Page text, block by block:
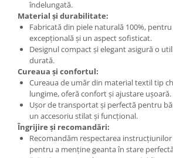
îndelungată.
Material și durabilitate:
Fabricată din piele naturală 100%,
excepțională și un aspect sofisticat.
Designul compact și elegant asigură o
durată.
Cureaua și confortul:
Cureaua de umăr din material textil tip
lungime, oferă confort și ajustare ușoară.
Ușor de transportat și perfectă pentru
un accesoriu stilat și funcțional.
Îngrijire și recomandări:
Recomandăm respectarea
pentru a menține geanta în stare